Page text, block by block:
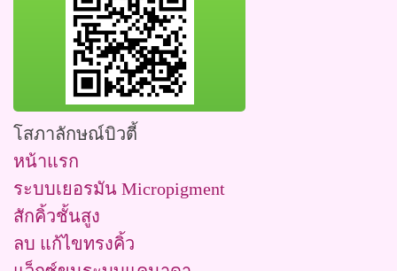
โสภาลักษณ์บิวตี้
หน้าแรก
ระบบเยอรมัน Micropigment
สักคิ้วชั้นสูง
ลบ แก้ไขทรงคิ้ว